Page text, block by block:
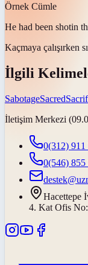
Örnek Cümle
He had been shotin
Kaçmaya çalışırken
İlgili
SabotageSacred
İletişim Merkezi
0(312) 911
0(546) 855
Hacettepe
4. Kat Ofis